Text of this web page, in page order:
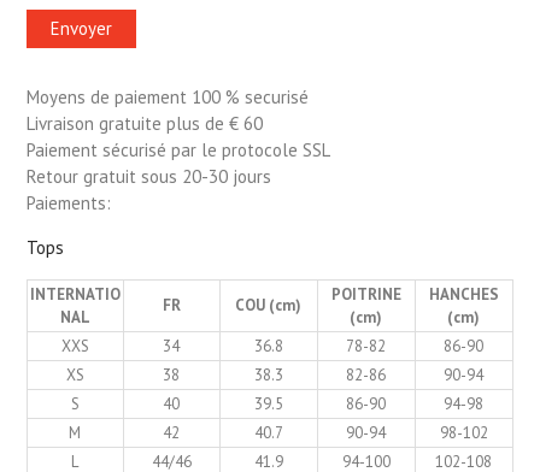
Moyens de paiement 100 % securisé
Livraison gratuite plus de € 60
Paiement sécurisé par le protocole SSL
Retour gratuit sous 20-30 jours
Paiements:
Tops
INTERNATIO
NAL
FR COU (cm)
POITRINE
(cm)
HANCHES
(cm)
XXS
34 36.8 78-82
86-90
XS
38 38.3 82-86
90-94
S
40 39.5 86-90
94-98
M
42 40.7 90-94
98-102
L
44/46 41.9 94-100 102-108